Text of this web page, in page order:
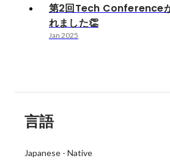
第2回Tech Conference
れました👏
Jan 2025
言語
Japanese - Native